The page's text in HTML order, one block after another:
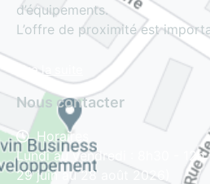
d’équipements.
L’offre de proximité est
Lire la suite
Nous contacter
Horaires
Lundi au vendredi : 8h30 - 12h
29 juin au 28 août 2026)